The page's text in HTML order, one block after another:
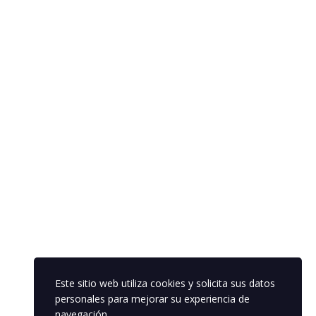
Este sitio web utiliza cookies y solicita sus datos
personales para mejorar su experiencia de